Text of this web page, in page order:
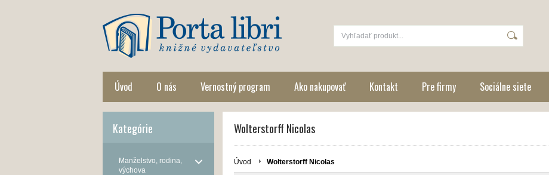
Úvod O nás Vernostný program Ako nakupovať Kontakt Pre firmy Sociálne siete
Kategórie
Manželstvo, rodina,
výchova
Wolterstorff Nicolas
Úvod Wolterstorff Nicolas